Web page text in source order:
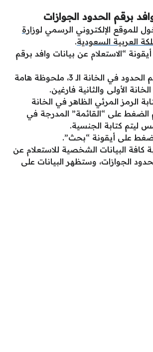
برقم الحدود الجوازات
للموقع الإلكتروني الرسمي لوزارة
العربية السعودية.
“الاستعلام عن بيانات وافد برقم
يتم كتابة رقم الحدود في الخانة الـ 3، ملحوظة هامة
الأولى والثانية فارغين.
الرمز المرئي الظاهر في الخانة
الضغط على “القائمة” المدرجة في
ليتم كتابة الجنسية.
على أيقونة “بحث”.
كافة البيانات الشخصية للاستعلام عن
الجوازات، وستظهر البيانات على